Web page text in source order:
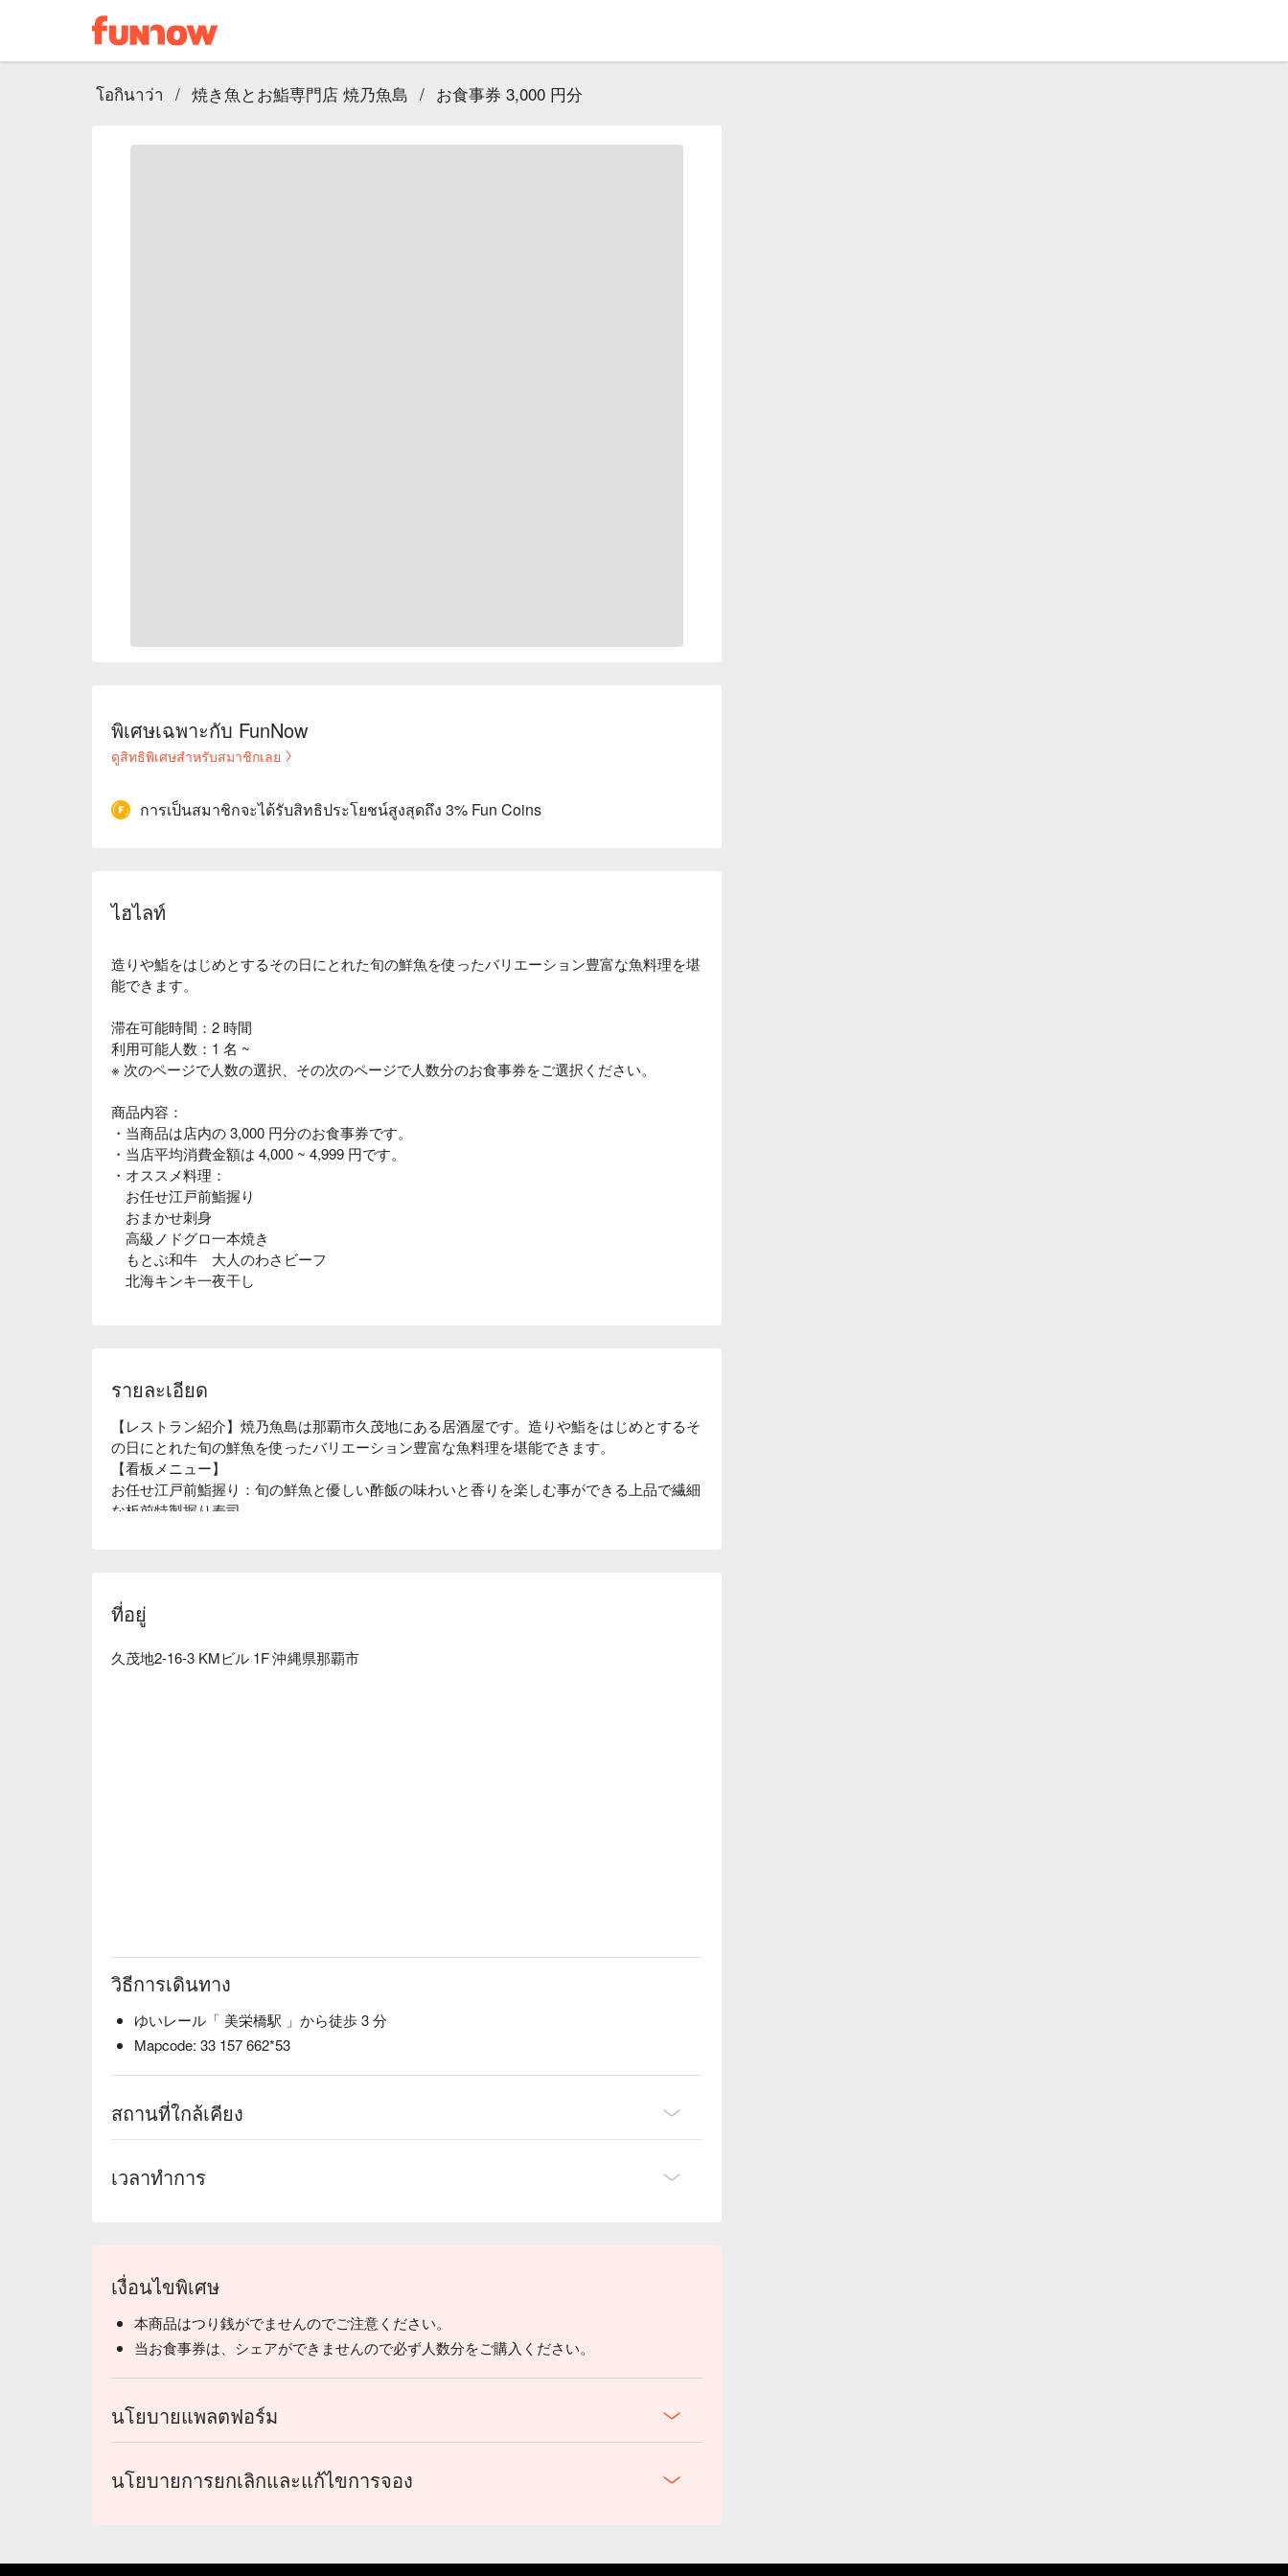
โอกินาว่า / 焼き魚とお鮨専門店 焼乃魚島 / お食事券 3,000 円分
พิเศษเฉพาะกับ FunNow
ดูสิทธิพิเศษสำหรับสมาชิกเลย
การเป็นสมาชิกจะได้รับสิทธิประโยชน์สูงสุดถึง 3% Fun Coins
ไฮไลท์
造りや鮨をはじめとするその日にとれた旬の鮮魚を使ったバリエーション豊富な魚料理を堪
能できます。
滞在可能時間：2 時間
利用可能人数：1 名 ~
※ 次のページで人数の選択、その次のページで人数分のお食事券をご選択ください。
商品内容：
・当商品は店内の 3,000 円分のお食事券です。
・当店平均消費金額は 4,000 ~ 4,999 円です。
・オススメ料理：
お任せ江戸前鮨握り
おまかせ刺身
高級ノドグロ一本焼き
もとぶ和牛 大人のわさビーフ
北海キンキ一夜干し
รายละเอียด
【レストラン紹介】焼乃魚島は那覇市久茂地にある居酒屋です。造りや鮨をはじめとするそ
の日にとれた旬の鮮魚を使ったバリエーション豊富な魚料理を堪能できます。
【看板メニュー】
お任せ江戸前鮨握り：旬の鮮魚と優しい酢飯の味わいと香りを楽しむ事ができる上品で繊細
な板前特製握り寿司。
ที่อยู่
久茂地2-16-3 KMビル 1F 沖縄県那覇市
วิธีการเดินทาง
ゆいレール「 美栄橋駅 」から徒歩 3 分
Mapcode: 33 157 662*53
สถานที่ใกล้เคียง
เวลาทำการ
เงื่อนไขพิเศษ
本商品はつり銭がでませんのでご注意ください。
当お食事券は、シェアができませんので必ず人数分をご購入ください。
นโยบายแพลตฟอร์ม
นโยบายการยกเลิกและแก้ไขการจอง